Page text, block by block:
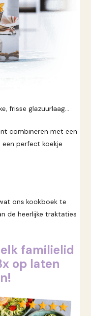
frisse glazuurlaag...
combineren met een
perfect koekje
ons kookboek te
de heerlijke traktaties
familielid
op laten